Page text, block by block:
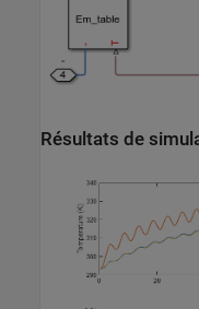
Résultats de